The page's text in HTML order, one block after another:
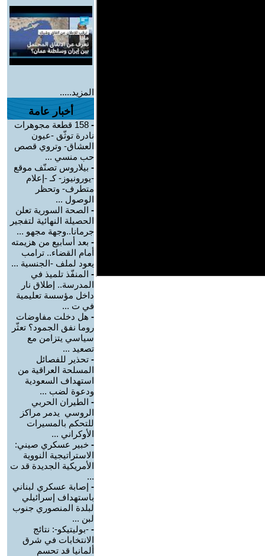
المزيد.....
أخبار عامة
-
158 قطعة مجوهرات
نادرة توثّق -عيون
العشاق- وتروي قصص
حب منسي ...
- بيلاروس تصنّف موقع
-يورونيوز- كـ -إعلام
متطرف- وتحظر
الوصول ...
- الصحة السورية تعلن
الحصيلة النهائية لتفجير
جرمانا..وجهة مجهو ...
- بعد أسابيع من هزيمته
أمام القضاء.. ترامب
يعود لملف -الجنسية ...
- المنفّذ تلميذ في
المدرسة.. إطلاق نار
داخل مؤسسة تعليمية
في ت ...
- هل دخلت مفاوضات
روما نفق الجمود؟ تعثّر
سياسي يتزامن مع
تصعيد ...
- تحذير للفصائل
المسلحة العراقية من
استهداف السعودية
ودعوة لضب ...
- الطيران الحربي
الروسي يدمر مراكز
للتحكم بالمسيرات
الأوكراني ...
- خبير عسكري صيني:
الاستراتيجية النووية
الأمريكية الجديدة قد ت
...
- إصابة عسكري لبناني
باستهداف إسرائيلي
لبلدة المنصوري جنوب
لبن ...
- -بوليتيكو-: نتائج
الانتخابات في شرق
ألمانيا قد تحسم